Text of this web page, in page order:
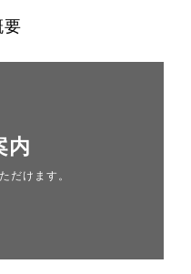
要
内
だけます。